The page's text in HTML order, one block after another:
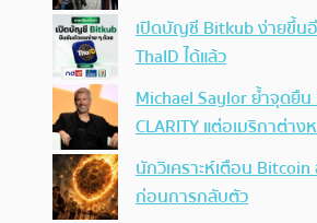
เปิดบัญชี Bitkub ง่ายขึ้
ThaID ได้แล้ว
Michael Saylor ย้ำจุดยื
CLARITY แต่อเมริกาต่า
นักวิเคราะห์เตือน
ก่อนการกลับตัว